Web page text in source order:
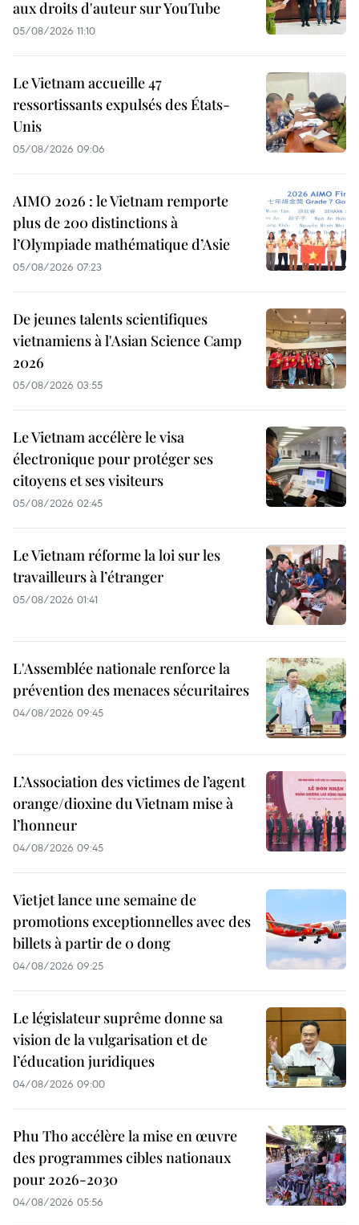
aux droits d'auteur sur YouTube
05/08/2026 11:10
Le Vietnam accueille 47
ressortissants expulsés des États-
Unis
05/08/2026 09:06
AIMO 2026 : le Vietnam remporte
plus de 200 distinctions à
l’Olympiade mathématique d’Asie
05/08/2026 07:23
De jeunes talents scientifiques
vietnamiens à l'Asian Science Camp
2026
05/08/2026 03:55
Le Vietnam accélère le visa
électronique pour protéger ses
citoyens et ses visiteurs
05/08/2026 02:45
Le Vietnam réforme la loi sur les
travailleurs à l’étranger
05/08/2026 01:41
L'Assemblée nationale renforce la
prévention des menaces sécuritaires
04/08/2026 09:45
L’Association des victimes de l’agent
orange/dioxine du Vietnam mise à
l’honneur
04/08/2026 09:45
Vietjet lance une semaine de
promotions exceptionnelles avec des
billets à partir de 0 dong
04/08/2026 09:25
Le législateur suprême donne sa
vision de la vulgarisation et de
l’éducation juridiques
04/08/2026 09:00
Phu Tho accélère la mise en œuvre
des programmes cibles nationaux
pour 2026-2030
04/08/2026 05:56